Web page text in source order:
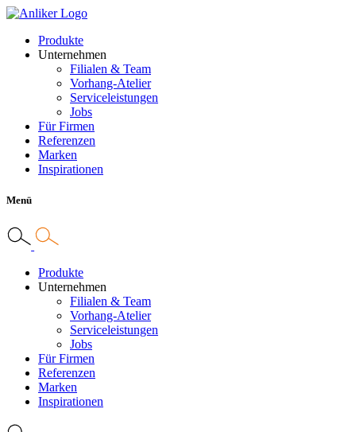
Produkte
Unternehmen
Filialen & Team
Vorhang-Atelier
Serviceleistungen
Jobs
Für Firmen
Referenzen
Marken
Inspirationen
Menü
Produkte
Unternehmen
Filialen & Team
Vorhang-Atelier
Serviceleistungen
Jobs
Für Firmen
Referenzen
Marken
Inspirationen